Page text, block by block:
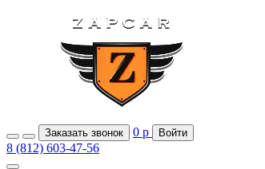
Заказать звонок 0 р Войти
8 (812) 603-47-56